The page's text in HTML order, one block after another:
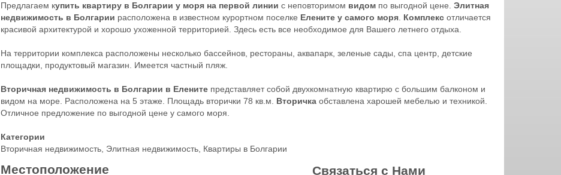
Предлагаем купить квартиру в Болгарии у моря на первой линии с неповторимом видом по выгодной цене. Элитная
недвижимость в Болгарии расположена в известном курортном поселке Елените у самого моря Комплекс отличается
красивой архитектурой и хорошо ухоженной территорией. Здесь есть все необходимое для Вашего летнего отдыха.
На территории комплекса расположены несколько бассейнов, рестораны, аквапарк, зеленые сады, спа центр, детские
площадки, продуктовый магазин. Имеется частный пляж.
Вторичная недвижимость в Болгарии в Елените представляет собой двухкомнатную квартирю с большим балконом и
видом на море. Расположена на 5 этаже. Площадь вторички 78 кв.м. Вторичка обставлена харошей мебелью и техникой.
Отличное предложение по выгодной цене у самого моря.
Категории
Вторичная недвижимость Элитная недвижимость Квартиры в Болгарии
Местоположение Связаться с Нами